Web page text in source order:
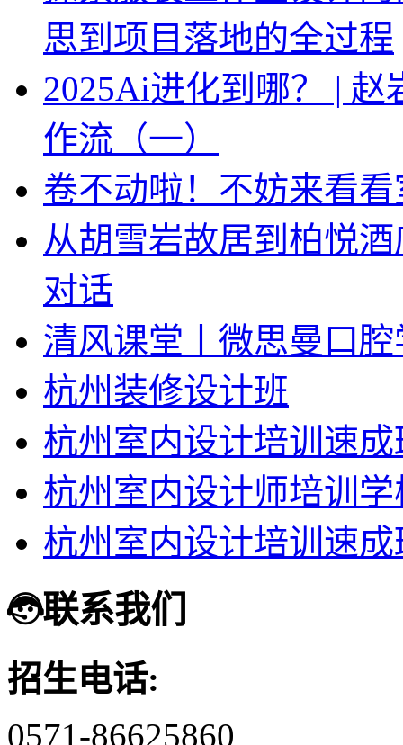
思到项目落地的全过程
2025Ai进化到哪？ |
作流（一）
卷不动啦！不妨来看
从胡雪岩故居到柏悦
对话
清风课堂丨微思曼口
杭州装修设计班
杭州室内设计培训速成
杭州室内设计师培训
杭州室内设计培训速成
联系我们
招生电话:
0571-86625860